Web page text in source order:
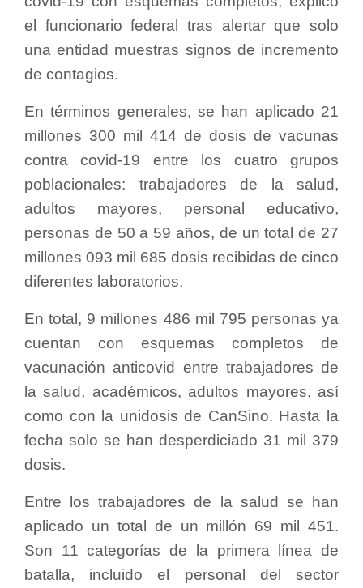
el funcionario federal tras alertar que solo
una entidad muestras signos de incremento
de contagios.
En términos generales, se han aplicado 21
millones 300 mil 414 de dosis de vacunas
contra covid-19 entre los cuatro grupos
poblacionales: trabajadores de la salud,
adultos mayores, personal educativo,
personas de 50 a 59 años, de un total de 27
millones 093 mil 685 dosis recibidas de cinco
diferentes laboratorios.
En total, 9 millones 486 mil 795 personas ya
cuentan con esquemas completos de
vacunación anticovid entre trabajadores de
la salud, académicos, adultos mayores, así
como con la unidosis de CanSino. Hasta la
fecha solo se han desperdiciado 31 mil 379
dosis.
Entre los trabajadores de la salud se han
aplicado un total de un millón 69 mil 451.
Son 11 categorías de la primera línea de
batalla, incluido el personal del sector